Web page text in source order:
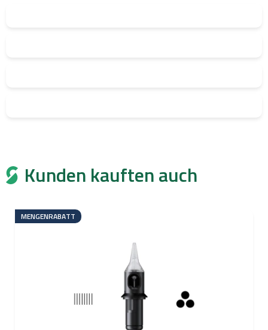
Kunden kauften auch
MENGENRABATT